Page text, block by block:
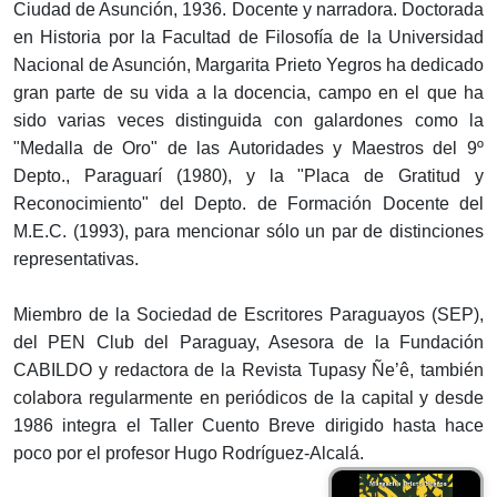
Ciudad de Asunción, 1936. Docente y narradora. Doctorada
en Historia por la Facultad de Filosofía de la Universidad
Nacional de Asunción, Margarita Prieto Yegros ha dedicado
gran parte de su vida a la docencia, campo en el que ha
sido varias veces distinguida con galardones como la
"Medalla de Oro" de las Autoridades y Maestros del 9º
Depto., Paraguarí (1980), y la "Placa de Gratitud y
Reconocimiento" del Depto. de Formación Docente del
M.E.C. (1993), para mencionar sólo un par de distinciones
representativas.
Miembro de la Sociedad de Escritores Paraguayos (SEP),
del PEN Club del Paraguay, Asesora de la Fundación
CABILDO y redactora de la Revista Tupasy Ñe’ê, también
colabora regularmente en periódicos de la capital y desde
1986 integra el Taller Cuento Breve dirigido hasta hace
poco por el profesor Hugo Rodríguez-Alcalá.